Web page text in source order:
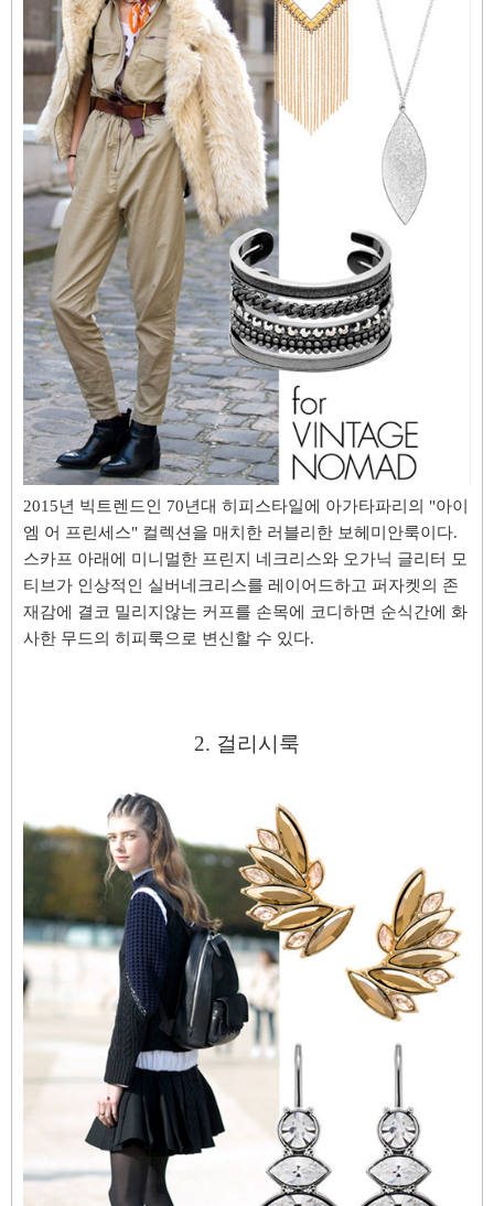
2015년 빅트렌 드인 70년대 히피스타일에 아가타파리의 "아이
엠 어 프린세스" 컬렉션을 매치한 러블리한 보헤미안룩이다.
스카프 아래에 미니멀한 프린지 네크리스와 오가닉 글리터 모
티브가 인상적인 실버네크리스를 레이어드하고 퍼자켓의 존
재감에 결코 밀리지않는 커프를 손목에 코디하면 순식간에 화
사한 무드의 히피룩으로 변신할 수 있다.
2. 걸리시룩